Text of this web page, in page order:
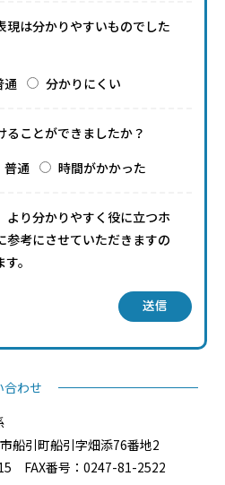
現は分かりやすいものでした
通 分かりにくい
ることができましたか？
普通 時間がかかった
り分かりやすく役に立つホ
参考にさせていただきますの
。
送信
合わせ
船引町船引字畑添76番地2
FAX番号：0247-81-2522